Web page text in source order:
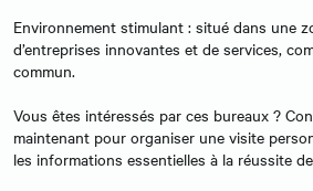
Environnement stimulant : situé dans une
d’entreprises innovantes et de services,
commun.
Vous êtes intéressés par ces bureaux ?
maintenant pour organiser une visite
les informations essentielles à la réussite